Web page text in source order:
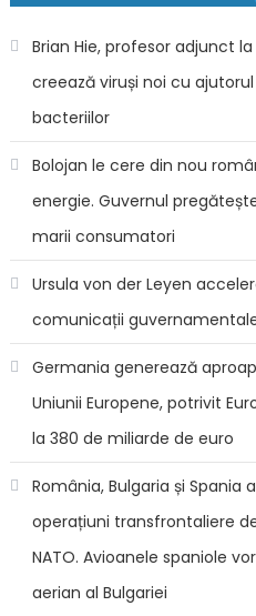
Brian Hie, profesor adjunct
creează viruși noi cu
bacteriilor
Bolojan le cere din nou
energie. Guvernul
marii consumatori
Ursula von der Leyen
comunicații
Germania generează
Uniunii Europene, potrivit
la 380 de miliarde de euro
România, Bulgaria și
operațiuni transfrontaliere
NATO. Avioanele spaniole
aerian al Bulgariei